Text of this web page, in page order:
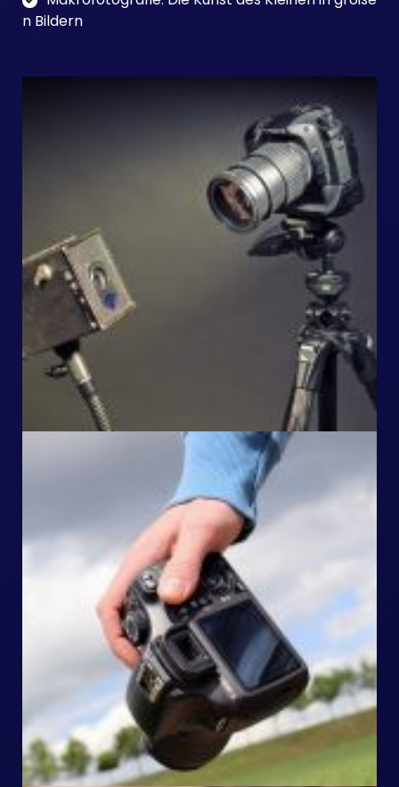
n Bildern